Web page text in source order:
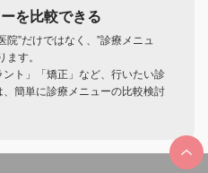
を比較できる
”だけではなく、”診療メニュ
ます。
ント」「矯正」など、行いたい診
簡単に診療メニューの比較検討